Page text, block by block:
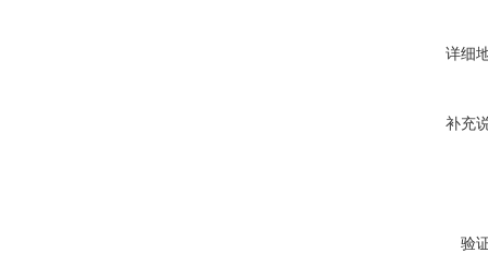
详细
补充
验